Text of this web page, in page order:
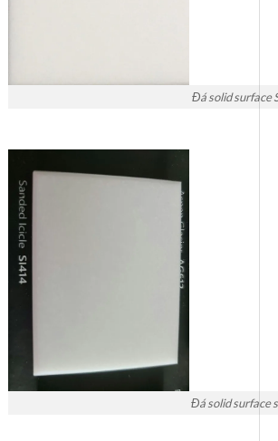
Đá solid surface
Đá solid surface